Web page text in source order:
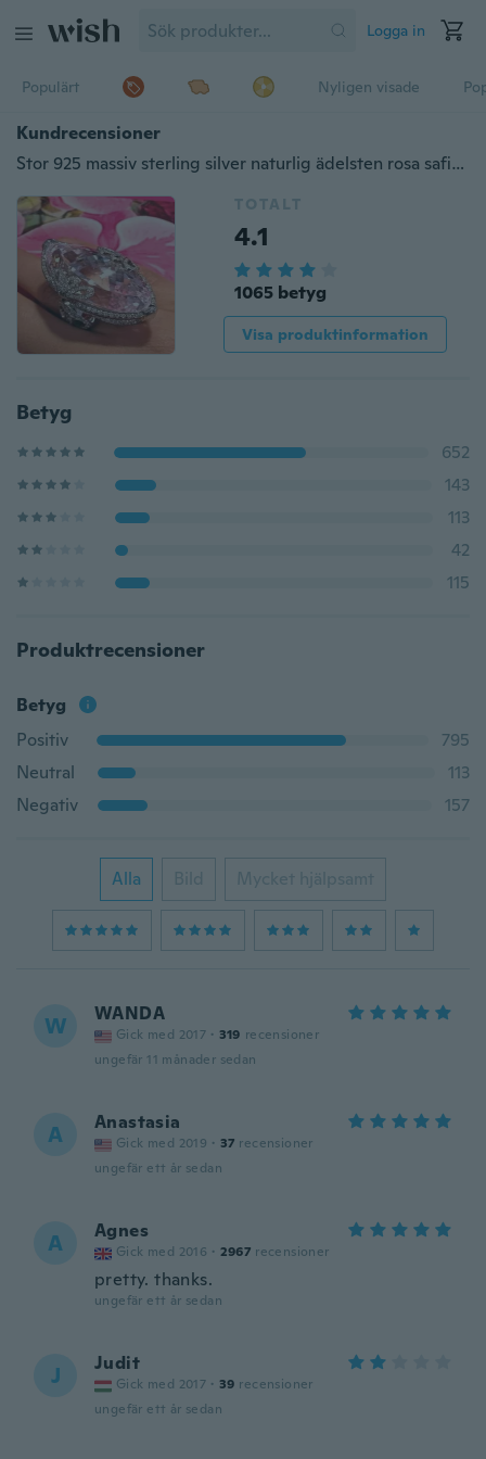
Logga in
Populärt Nyligen visade
Kundrecensioner
Stor 925 massiv sterling silver naturlig ädelsten rosa safir diamantring brud förlovningsringar fina smycken storlek 5 6 7 8 9 10
TOTALT
4.1
1065 betyg
Visa produktinformation
Betyg
652
143
113
42
115
Produktrecensioner
Betyg
Positiv
795
Neutral
113
Negativ
157
Alla Bild Mycket hjälpsamt
W WANDA
Gick med 2017 · 319 recensioner
ungefär 11 månader sedan
A Anastasia
Gick med 2019 · 37 recensioner
ungefär ett år sedan
A Agnes
Gick med 2016 · 2967 recensioner
pretty. thanks.
ungefär ett år sedan
J Judit
Gick med 2017 · 39 recensioner
ungefär ett år sedan